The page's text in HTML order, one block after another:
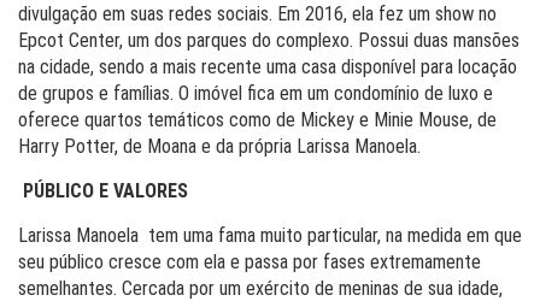
divulgação em suas redes sociais. Em 2016, ela fez um show no
Epcot Center, um dos parques do complexo. Possui duas mansões
na cidade, sendo a mais recente uma casa disponível para locação
de grupos e famílias. O imóvel fica em um condomínio de luxo e
oferece quartos temáticos como de Mickey e Minie Mouse, de
Harry Potter, de Moana e da própria Larissa Manoela.
PÚBLICO E VALORES
Larissa Manoela tem uma fama muito particular, na medida em que
seu público cresce com ela e passa por fases extremamente
semelhantes. Cercada por um exército de meninas de sua idade,